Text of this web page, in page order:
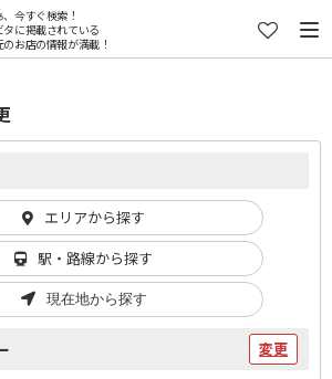
、今すぐ検索！
タに掲載されている
のお店の情報が満載！
エリアから探す
駅・路線から探す
現在地から探す
変更